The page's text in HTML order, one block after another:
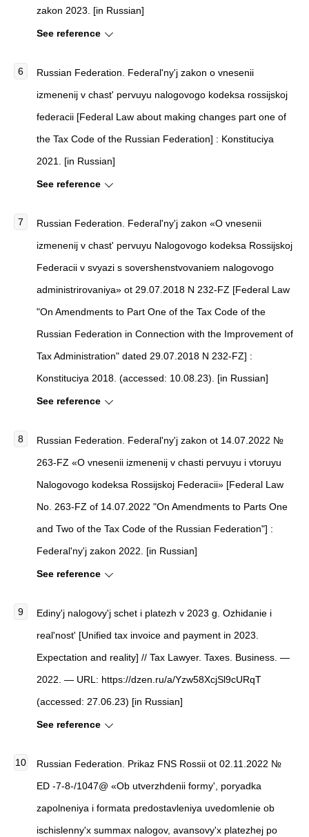
zakon 2023. [in Russian]
See reference
Russian Federation. Federal'ny'j zakon o vnesenii
izmenenij v chast' pervuyu nalogovogo kodeksa rossijskoj
federacii [Federal Law about making changes part one of
the Tax Code of the Russian Federation] : Konstituciya
2021. [in Russian]
See reference
Russian Federation. Federal'ny'j zakon «O vnesenii
izmenenij v chast' pervuyu Nalogovogo kodeksa Rossijskoj
Federacii v svyazi s sovershenstvovaniem nalogovogo
administrirovaniya» ot 29.07.2018 N 232-FZ [Federal Law
"On Amendments to Part One of the Tax Code of the
Russian Federation in Connection with the Improvement of
Tax Administration" dated 29.07.2018 N 232-FZ] :
Konstituciya 2018. (accessed: 10.08.23). [in Russian]
See reference
Russian Federation. Federal'ny'j zakon ot 14.07.2022 №
263-FZ «O vnesenii izmenenij v chasti pervuyu i vtoruyu
Nalogovogo kodeksa Rossijskoj Federacii» [Federal Law
No. 263-FZ of 14.07.2022 "On Amendments to Parts One
and Two of the Tax Code of the Russian Federation"] :
Federal'ny'j zakon 2022. [in Russian]
See reference
Ediny'j nalogovy'j schet i platezh v 2023 g. Ozhidanie i
real'nost' [Unified tax invoice and payment in 2023.
Expectation and reality] // Tax Lawyer. Taxes. Business . —
2022. — URL: https://dzen.ru/a/Yzw58XcjSl9cURqT
(accessed: 27.06.23) [in Russian]
See reference
Russian Federation. Prikaz FNS Rossii ot 02.11.2022 №
ED -7-8-/1047@ «Ob utverzhdenii formy', poryadka
zapolneniya i formata predostavleniya uvedomlenie ob
ischislenny'x summax nalogov, avansovy'x platezhej po